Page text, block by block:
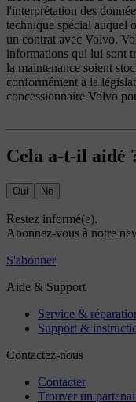
l'interprétation des
technique spécial auquel
un contrat avec Volvo.
informations qui lui sont
la maintenance soient
conformément à la
concessionnaire Volvo
Cela a-t-il aidé
Oui No